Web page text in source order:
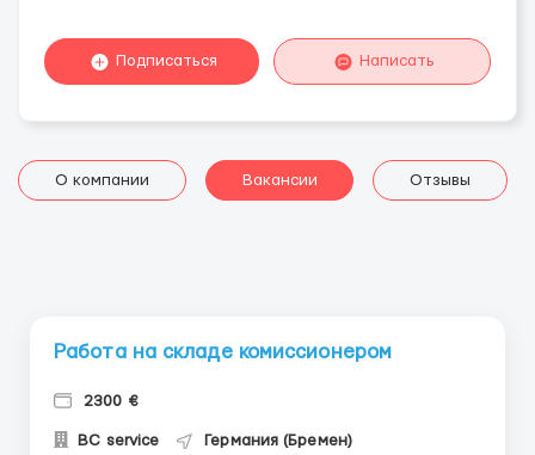
Подписаться Написать
О компании Вакансии Отзывы
Работа на складе комиссионером
2300 €
BC service Германия (Бремен)